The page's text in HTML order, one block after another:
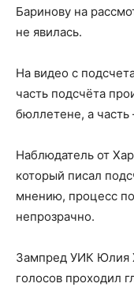
Баринову на
не явилась.
На видео с
часть подсчёта
бюллетене, а
Наблюдатель от
который писал
мнению, процесс
непрозрачно.
Зампред УИК Юлия
голосов проходил